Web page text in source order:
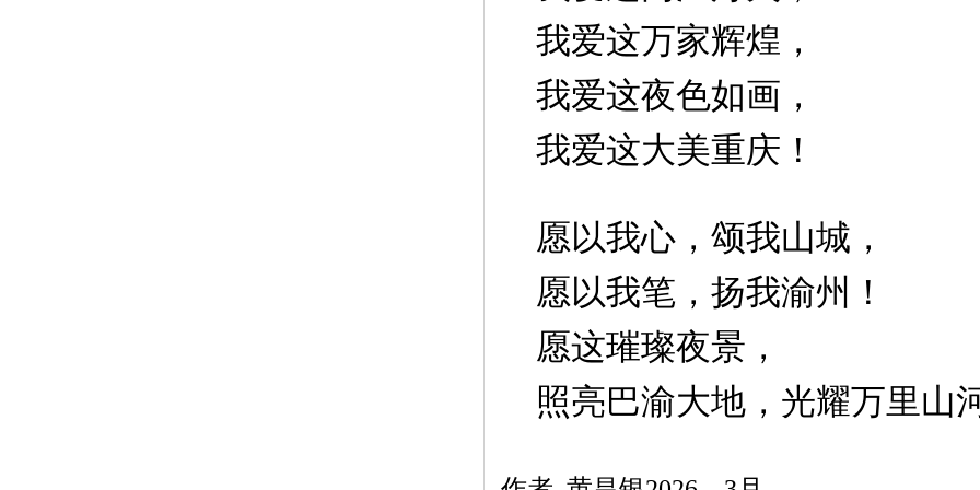
我爱这万家辉煌，
我爱这夜色如画，
我爱这大美重庆！
愿以我心，颂我山城，
愿以我笔，扬我渝州！
愿这璀璨夜景，
照亮巴渝大地，光耀万里山